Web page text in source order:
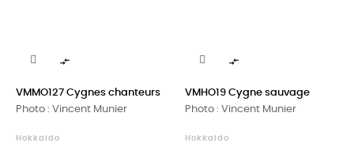

VMMO127 Cygnes chanteurs
Photo : Vincent Munier
Hokkaido

VMHO19 Cygne sauvage
Photo : Vincent Munier
Hokkaido